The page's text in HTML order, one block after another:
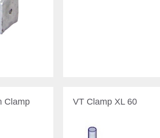
Clamp VT Clamp XL 60